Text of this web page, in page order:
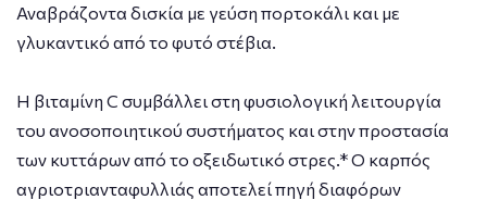
Αναβράζοντα δισκία με γεύση πορτοκάλι και με
γλυκαντικό από το φυτό στέβια.
Η βιταμίνη C συμβάλλει στη φυσιολογική λειτουργία
του ανοσοποιητικού συστήματος και στην προστασία
των κυττάρων από το οξειδωτικό στρες.* Ο καρπός
αγριοτριανταφυλλιάς αποτελεί πηγή διαφόρων